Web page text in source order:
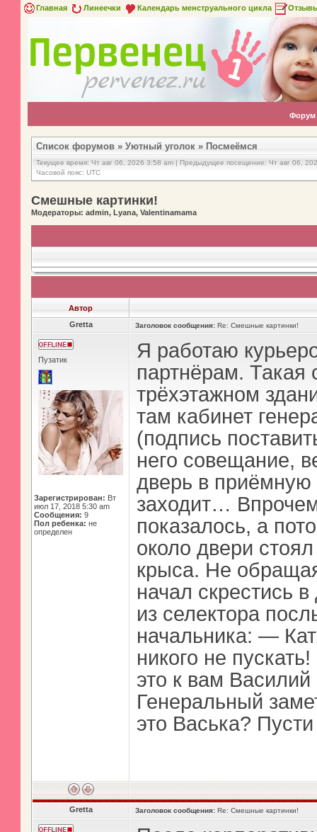
Главная Линеечки Календарь менструального цикла
Форум
Список форумов » Уютный уголок » Посмеёмся
Текущее время: Чт авг 06, 2026 3:58 am | Предыдущее посещение: Чт авг 06,
Часовой пояс: UTC
Смешные картинки!
Модераторы: admin, Lyana, Valentinamama
Автор
Gretta
Заголовок сообщения: Re: Смешные картинки!
Пузатик
Зарегистрирован: Вт
июл 17, 2018 5:30 am
Сообщения: 9
Пол ребенка: не
определен
Я работаю
партнёрам.
трёхэтажном
там кабинет
(подпись
него совещание,
дверь в приёмную
заходит…
показалось, а
около двери
крыса. Не
начал скрестись
из селектора
начальника: —
никого не
это к вам
Генеральный
это Васька? Пусти
Gretta Заголовок сообщения: Re: Смешные картинки!